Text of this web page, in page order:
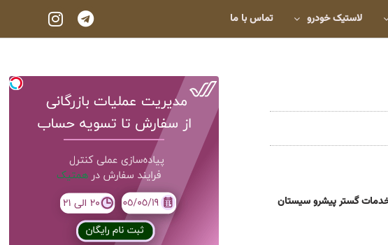
لاستیک خودرو تماس با ما
خدمات گستر پیشرو سیستان